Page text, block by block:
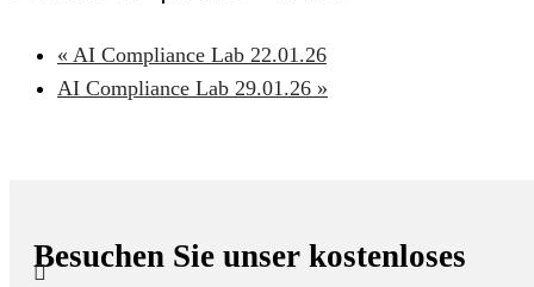
« AI Compliance Lab 22.01.26
AI Compliance Lab 29.01.26 »
Besuchen Sie unser kostenloses
